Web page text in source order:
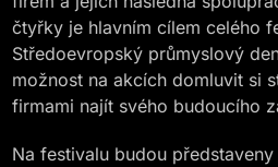
čtyřky je hlavním cílem celého
Středoevropský průmyslový
možnost na akcích domluvit si
firmami najít svého budoucího
Na festivalu budou